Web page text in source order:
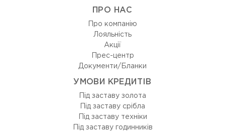
ПРО НАС
Про компанію
Лояльність
Акції
Прес-центр
Документи/Бланки
УМОВИ КРЕДИТІВ
Під заставу золота
Під заставу срібла
Під заставу техніки
Під заставу годинників